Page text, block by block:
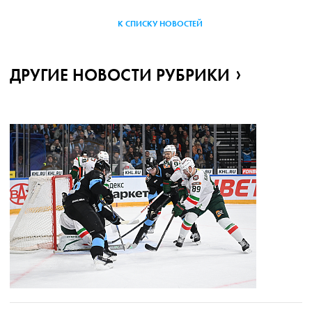
К СПИСКУ НОВОСТЕЙ
ДРУГИЕ НОВОСТИ РУБРИКИ